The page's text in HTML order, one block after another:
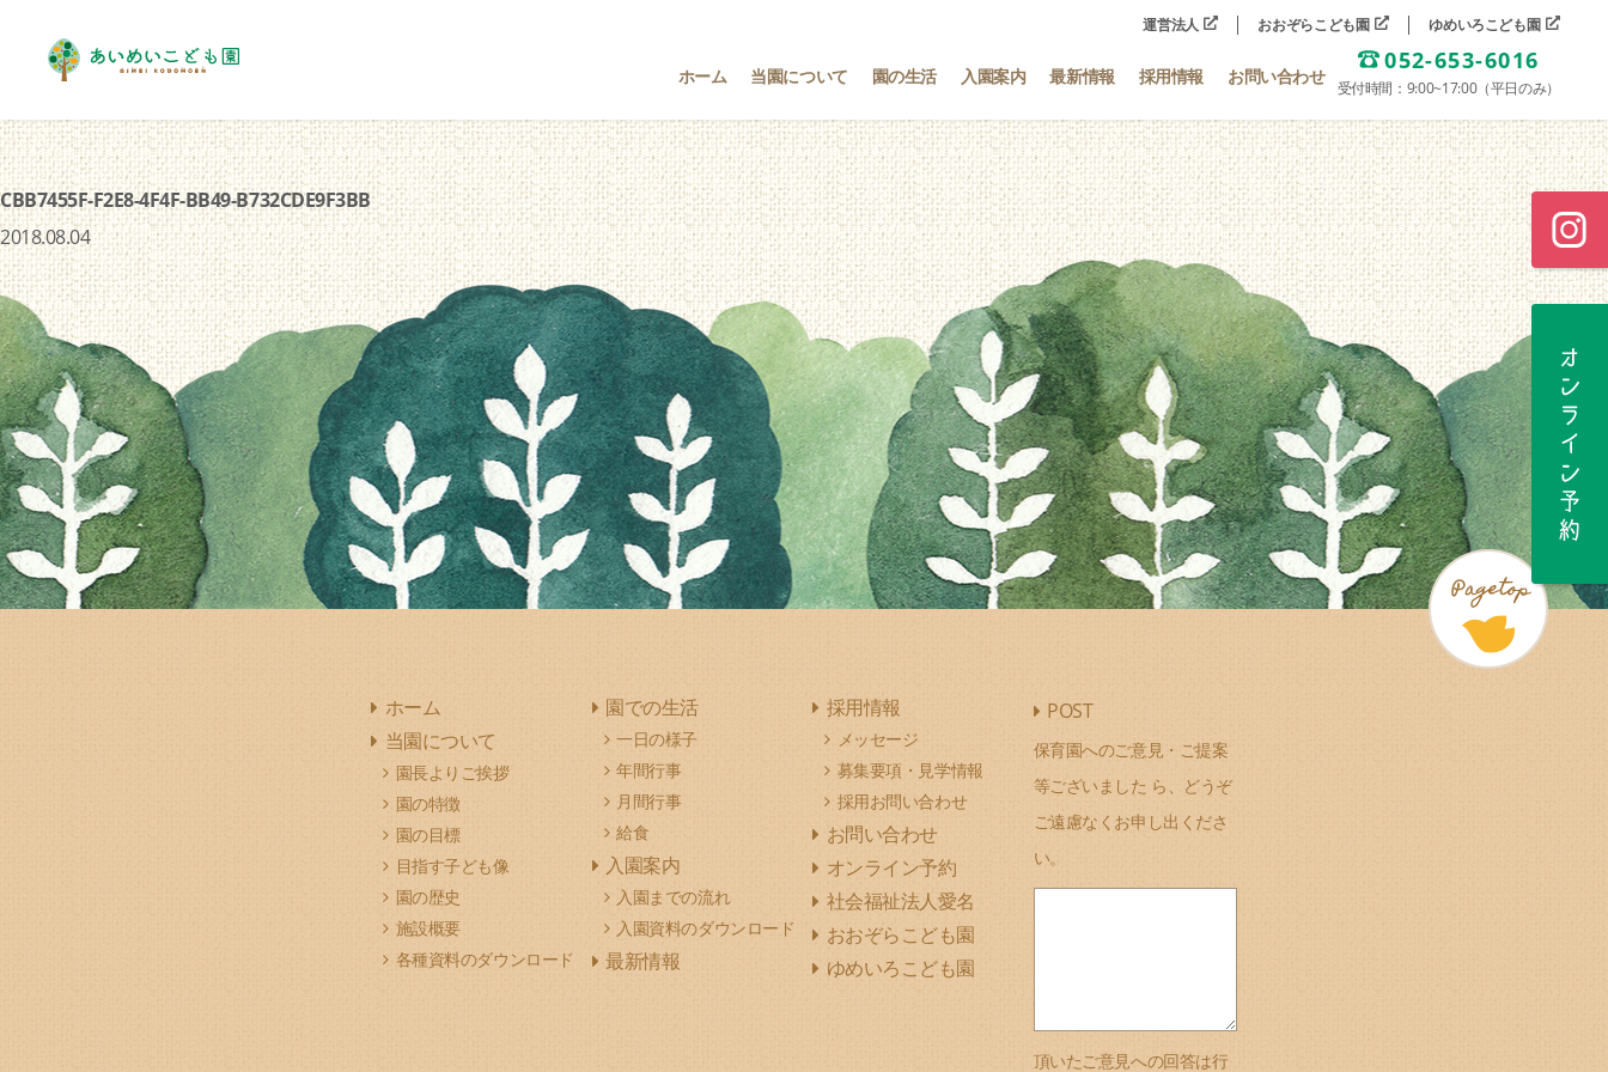
運営法人 おおぞらこども園 ゆめいろこども園
ホーム 当園について 園の生活 入園案内 最新情報 採用情報 お問い合わせ
052-653-6016
受付時間：9:00~17:00（平日のみ）
CBB7455F-F2E8-4F4F-BB49-B732CDE9F3BB
2018.08.04
ホーム
当園について
園長よりご挨拶
園の特徴
園の目標
目指す子ども像
園の歴史
施設概要
各種資料のダウンロード
園での生活
一日の様子
年間行事
月間行事
給食
入園案内
入園までの流れ
入園資料のダウンロード
最新情報
採用情報
メッセージ
募集要項・見学情報
採用お問い合わせ
お問い合わせ
オンライン予約
社会福祉法人愛名
おおぞらこども園
ゆめいろこども園
POST
保育園へのご意見・ご提案
等ございました ら、どうぞ
ご遠慮なくお申し出くださ
い。
頂いたご意見への回答は行